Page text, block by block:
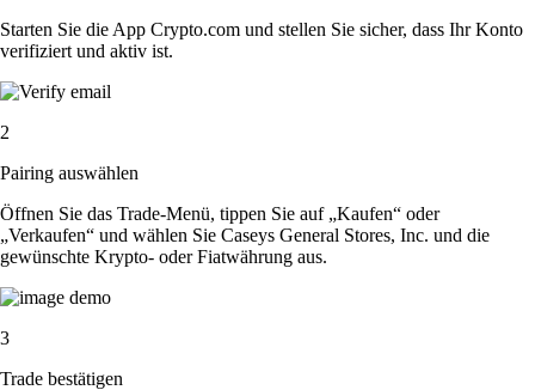
Starten Sie die App Crypto.com und stellen Sie sicher, dass Ihr Konto
verifiziert und aktiv ist.
2
Pairing auswählen
Öffnen Sie das Trade-Menü, tippen Sie auf „Kaufen“ oder
„Verkaufen“ und wählen Sie Caseys General Stores, Inc. und die
gewünschte Krypto- oder Fiatwährung aus.
3
Trade bestätigen